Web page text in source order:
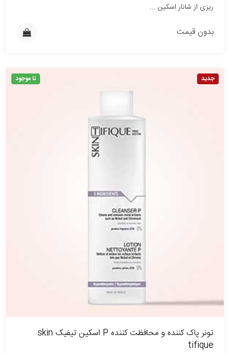
ریزی از شانار اسکین ...
بدون قیمت
جدید نا موجود
تونر پاک کننده و محافظت کننده P اسکین تیفیک skin
tifique